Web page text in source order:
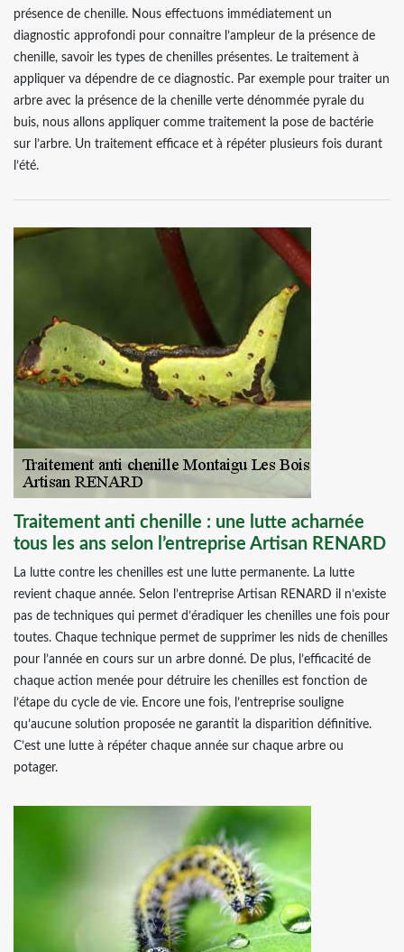
présence de chenille. Nous effectuons immédiatement un
diagnostic approfondi pour connaitre l’ampleur de la présence de
chenille, savoir les types de chenilles présentes. Le traitement à
appliquer va dépendre de ce diagnostic. Par exemple pour traiter un
arbre avec la présence de la chenille verte dénommée pyrale du
buis, nous allons appliquer comme traitement la pose de bactérie
sur l’arbre. Un traitement efficace et à répéter plusieurs fois durant
l’été.
Traitement anti chenille : une lutte acharnée
tous les ans selon l’entreprise Artisan RENARD
La lutte contre les chenilles est une lutte permanente. La lutte
revient chaque année. Selon l’entreprise Artisan RENARD il n’existe
pas de techniques qui permet d’éradiquer les chenilles une fois pour
toutes. Chaque technique permet de supprimer les nids de chenilles
pour l’année en cours sur un arbre donné. De plus, l’efficacité de
chaque action menée pour détruire les chenilles est fonction de
l’étape du cycle de vie. Encore une fois, l’entreprise souligne
qu’aucune solution proposée ne garantit la disparition définitive.
C’est une lutte à répéter chaque année sur chaque arbre ou
potager.